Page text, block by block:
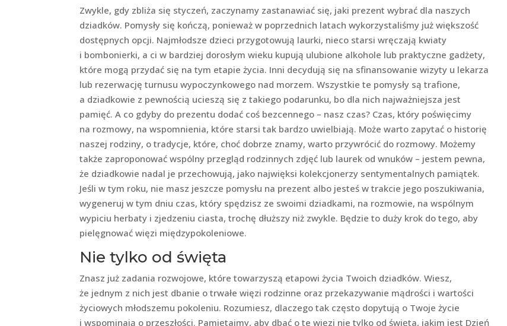
Zwykle, gdy zbliża się styczeń, zaczynamy zastanawiać się, jaki prezent wybrać dla naszych
dziadków. Pomysły się kończą, ponieważ w poprzednich latach wykorzystaliśmy już większość
dostępnych opcji. Najmłodsze dzieci przygotowują laurki, nieco starsi wręczają kwiaty
i bombonierki, a ci w bardziej dorosłym wieku kupują ulubione alkohole lub praktyczne gadżety,
które mogą przydać się na tym etapie życia. Inni decydują się na sfinansowanie wizyty u lekarza
lub rezerwację turnusu wypoczynkowego nad morzem. Wszystkie te pomysły są trafione,
a dziadkowie z pewnością ucieszą się z takiego podarunku, bo dla nich najważniejsza jest
pamięć. A co gdyby do prezentu dodać coś bezcennego – nasz czas? Czas, który poświęcimy
na rozmowy, na wspomnienia, które starsi tak bardzo uwielbiają. Może warto zapytać o historię
naszej rodziny, o tradycje, które, choć dobrze znamy, warto przywrócić do rozmowy. Możemy
także zaproponować wspólny przegląd rodzinnych zdjęć lub laurek od wnuków – jestem pewna,
że dziadkowie nadal je przechowują, jako najwięksi kolekcjonerzy sentymentalnych pamiątek.
Jeśli w tym roku, nie masz jeszcze pomysłu na prezent albo jesteś w trakcie jego poszukiwania,
wygeneruj w tym dniu czas, który spędzisz ze swoimi dziadkami, na rozmowie, na wspólnym
wypiciu herbaty i zjedzeniu ciasta, trochę dłuższy niż zwykle. Będzie to duży krok do tego, aby
pielęgnować więzi międzypokoleniowe.
Nie tylko od święta
Znasz już zadania rozwojowe, które towarzyszą etapowi życia Twoich dziadków. Wiesz,
że jednym z nich jest dbanie o trwałe więzi rodzinne oraz przekazywanie mądrości i wartości
życiowych młodszemu pokoleniu. Rozumiesz, dlaczego tak często dopytują o Twoje życie
i wspominają o przeszłości. Pamiętajmy, aby dbać o te więzi nie tylko od święta, jakim jest Dzień